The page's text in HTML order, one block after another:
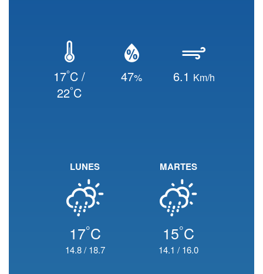
17°C /
22°C
47% 6.1 Km/h
LUNES
17°C
14.8/ 18.7
MARTES
15°C
14.1 / 16.0